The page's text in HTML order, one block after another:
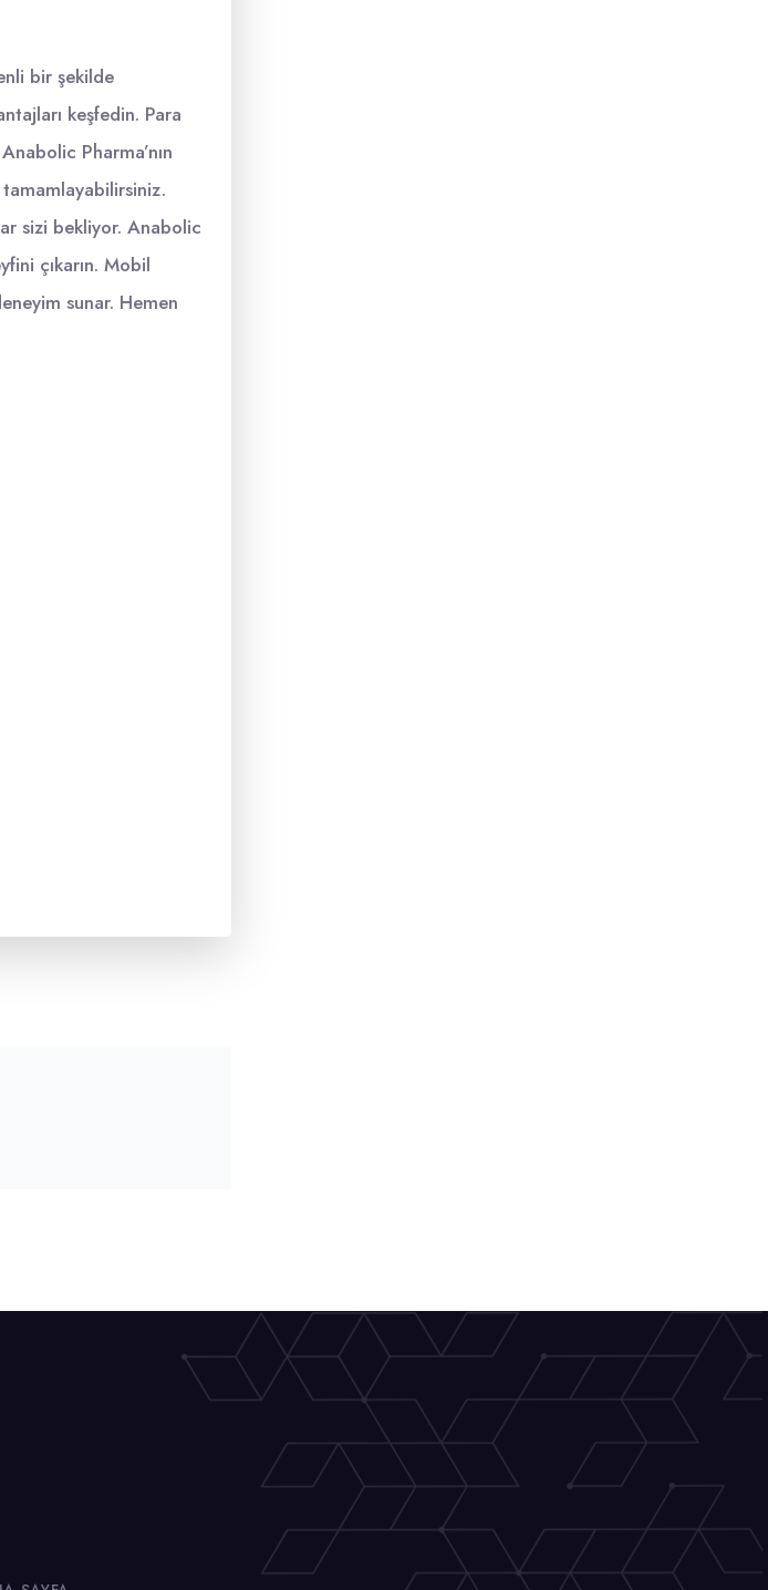
bir şekilde
keşfedin. Para
Pharma’nın
sizi bekliyor. Anabolic
çıkarın. Mobil
sunar. Hemen